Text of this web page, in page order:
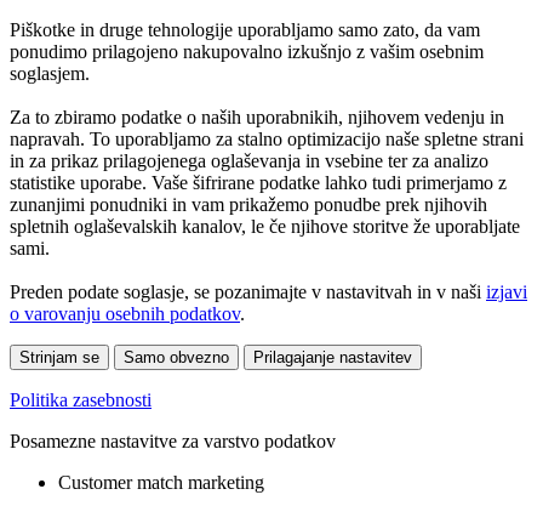
Piškotke in druge tehnologije uporabljamo samo zato, da vam
ponudimo prilagojeno nakupovalno izkušnjo z vašim osebnim
soglasjem.
Za to zbiramo podatke o naših uporabnikih, njihovem vedenju in
napravah. To uporabljamo za stalno optimizacijo naše spletne strani
in za prikaz prilagojenega oglaševanja in vsebine ter za analizo
statistike uporabe. Vaše šifrirane podatke lahko tudi primerjamo z
zunanjimi ponudniki in vam prikažemo ponudbe prek njihovih
spletnih oglaševalskih kanalov, le če njihove storitve že uporabljate
sami.
Preden podate soglasje, se pozanimajte v nastavitvah in v naši izjavi
o varovanju osebnih podatkov.
Strinjam se Samo obvezno Prilagajanje nastavitev
Politika zasebnosti
Posamezne nastavitve za varstvo podatkov
Customer match marketing